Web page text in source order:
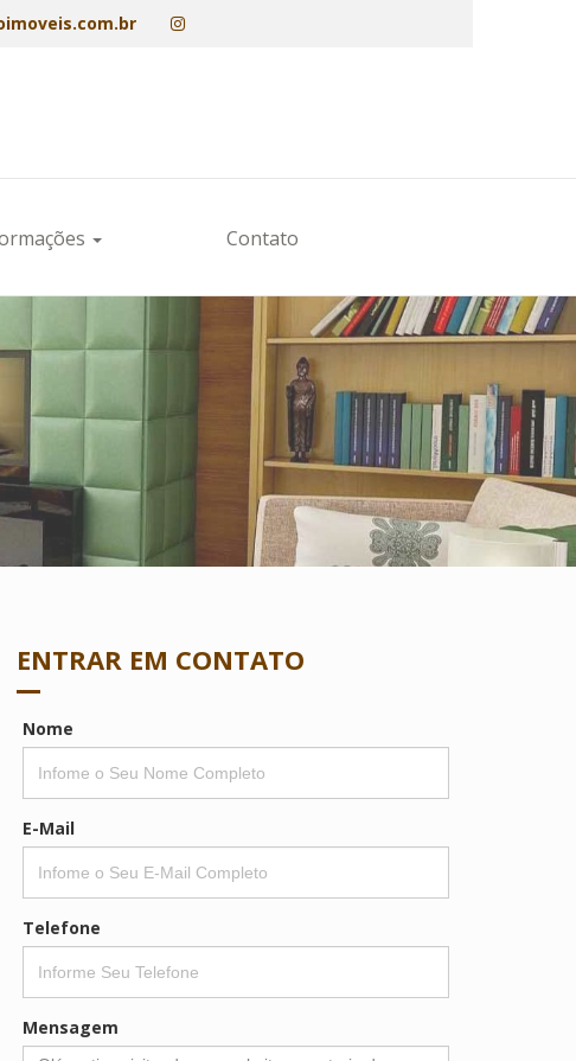
Contato
ENTRAR EM CONTATO
Nome
E-Mail
Telefone
Mensagem